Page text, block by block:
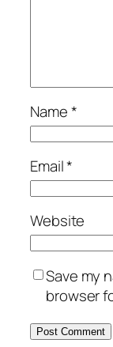
Name*
Email*
Website
Save my
browser